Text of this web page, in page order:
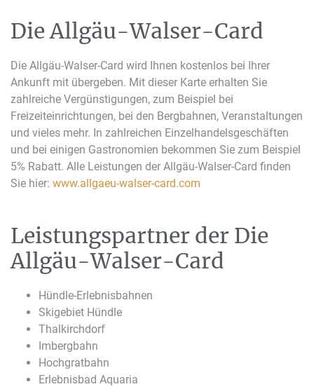
Die Allgäu-Walser-Card
Die Allgäu-Walser-Card wird Ihnen kostenlos bei Ihrer
Ankunft mit übergeben. Mit dieser Karte erhalten Sie
zahlreiche Vergünstigungen, zum Beispiel bei
Freizeiteinrichtungen, bei den Bergbahnen, Veranstaltungen
und vieles mehr. In zahlreichen Einzelhandelsgeschäften
und bei einigen Gastronomien bekommen Sie zum Beispiel
5% Rabatt. Alle Leistungen der Allgäu-Walser-Card finden
Sie hier: www.allgaeu-walser-card.com
Leistungspartner der Die
Allgäu-Walser-Card
Hündle-Erlebnisbahnen
Skigebiet Hündle
Thalkirchdorf
Imbergbahn
Hochgratbahn
Erlebnisbad Aquaria